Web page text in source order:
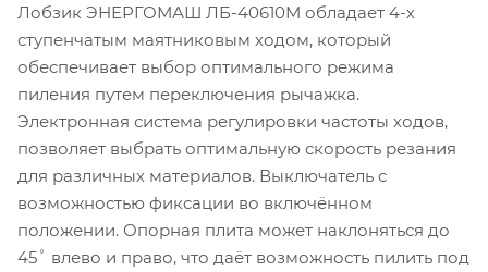
Лобзик ЭНЕРГОМАШ ЛБ-40610М обладает 4-х
ступенчатым маятниковым ходом, который
обеспечивает выбор оптимального режима
пиления путем переключения рычажка.
Электронная система регулировки частоты ходов,
позволяет выбрать оптимальную скорость резания
для различных материалов. Выключатель с
возможностью фиксации во включённом
положении. Опорная плита может наклоняться до
45˚ влево и право, что даёт возможность пилить под